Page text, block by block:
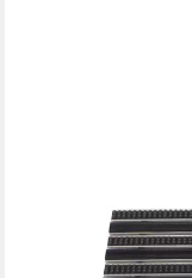
Fußmatte
Grau, rechteckig,
und Außenbereich